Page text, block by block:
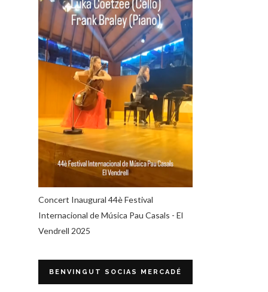
Concert Inaugural 44è Festival
Internacional de Música Pau Casals - El
Vendrell 2025
BENVINGUT SOCIAS MERCADÉ